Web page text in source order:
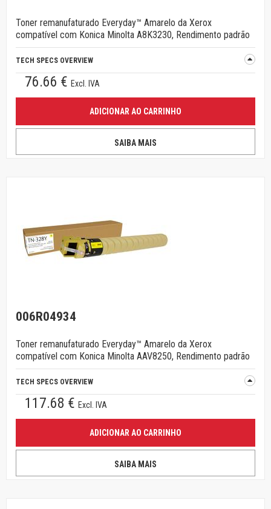
Toner remanufaturado Everyday™ Amarelo da Xerox
compatível com Konica Minolta A8K3230, Rendimento padrão
TECH SPECS OVERVIEW
76.66 € Excl. IVA
ADICIONAR AO CARRINHO
SAIBA MAIS
006R04934
Toner remanufaturado Everyday™ Amarelo da Xerox
compatível com Konica Minolta AAV8250, Rendimento padrão
TECH SPECS OVERVIEW
117.68 € Excl. IVA
ADICIONAR AO CARRINHO
SAIBA MAIS